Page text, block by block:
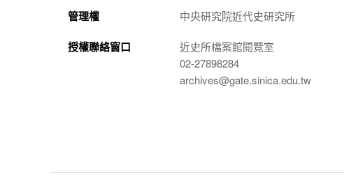
管理權 中央研究院近代史研究所
授權聯絡窗口
近史所檔案館閱覽室
02-27898284
archives@gate.sinica.edu.tw